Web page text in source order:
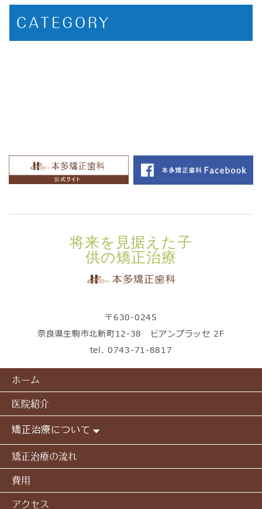
CATEGORY
将来を見据えた子
供の矯正治療
〒630-0245
奈良県生駒市北新町12-38 ビアンプラッセ 2F
tel.0743-71-8817
ホーム
医院紹介
矯正治療について
矯正治療の流れ
費用
アクセス